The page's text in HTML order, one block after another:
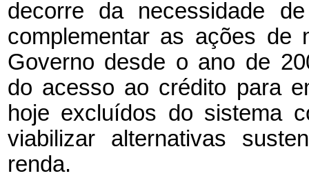
decorre da necessidade
complementar as ações de
Governo desde o ano de
do acesso ao crédito para
hoje excluídos do sistema
viabilizar alternativas
renda.